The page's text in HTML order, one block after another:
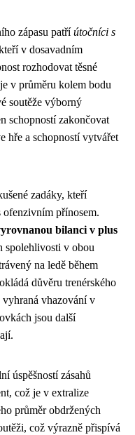
zápasu patříútočníci s
v dosavadním
rozhodovat těsné
v průměru kolem bodu
soutěže výborný
schopností zakončovat
hře a schopností vytvářet
zadáky, kteří
přínosem.
bilanci v plus
spolehlivosti v obou
na ledě během
důvěru trenérského
vhazování v
jsou další
úspěšností zásahů
což je v extralize
průměr obdržených
což výrazně přispívá